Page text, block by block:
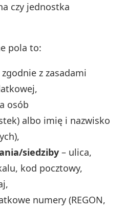
czy jednostka
pola to:
zgodnie z zasadami
osób
albo imię i nazwisko
siedziby – ulica,
kod pocztowy,
numery (REGON,